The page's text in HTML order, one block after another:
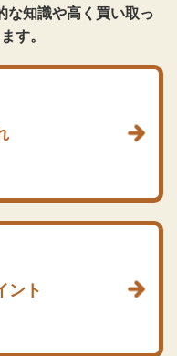
な知識や高く買い取っ
す。
ント